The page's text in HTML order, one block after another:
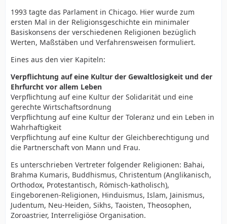
1993 tagte das Parlament in Chicago. Hier wurde zum
ersten Mal in der Religionsgeschichte ein minimaler
Basiskonsens der verschiedenen Religionen bezüglich
Werten, Maßstäben und Verfahrensweisen formuliert.
Eines aus den vier Kapiteln:
Verpflichtung auf eine Kultur der Gewaltlosigkeit und der
Ehrfurcht vor allem Leben
Verpflichtung auf eine Kultur der Solidarität und eine
gerechte Wirtschaftsordnung
Verpflichtung auf eine Kultur der Toleranz und ein Leben in
Wahrhaftigkeit
Verpflichtung auf eine Kultur der Gleichberechtigung und
die Partnerschaft von Mann und Frau.
Es unterschrieben Vertreter folgender Religionen: Bahai,
Brahma Kumaris, Buddhismus, Christentum (Anglikanisch,
Orthodox, Protestantisch, Römisch-katholisch),
Eingeborenen-Religionen, Hinduismus, Islam, Jainismus,
Judentum, Neu-Heiden, Sikhs, Taoisten, Theosophen,
Zoroastrier, Interreligiöse Organisation.